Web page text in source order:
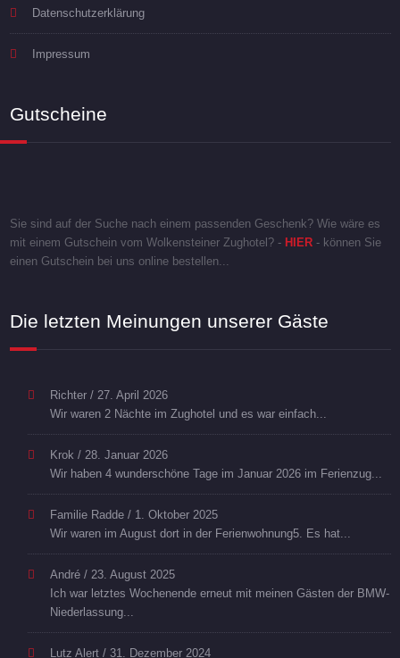
Datenschutzerklärung
Impressum
Gutscheine
Sie sind auf der Suche nach einem passenden Geschenk? Wie wäre es
mit einem Gutschein vom Wolkensteiner Zughotel? - HIER- können Sie
einen Gutschein bei uns online bestellen...
Die letzten Meinungen unserer Gäste
Richter/ 27. April 2026
Wir waren 2 Nächte im Zughotel und es war einfach...
Krok / 28. Januar 2026
Wir haben 4 wunderschöne Tage im Januar 2026 im Ferienzug...
Familie Radde/ 1. Oktober 2025
Wir waren im August dort in der Ferienwohnung5. Es hat...
André/ 23. August 2025
Ich war letztes Wochenende erneut mit meinen Gästen der BMW-
Niederlassung...
Lutz Alert/ 31. Dezember 2024